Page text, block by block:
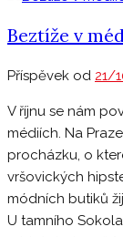
Beztíže v
Příspěvek od 21/
V říjnu se nám
médiích. Na
procházku, o
vršovických
módních butiků
U tamního